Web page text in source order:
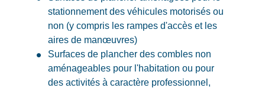
stationnement des véhicules motorisés ou
non (y compris les rampes d'accès et les
aires de manœuvres)
Surfaces de plancher des combles non
aménageables pour l'habitation ou pour
des activités à caractère professionnel,